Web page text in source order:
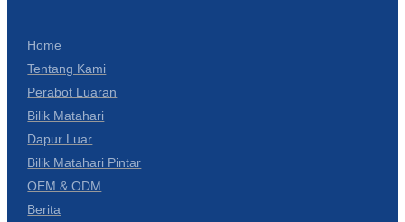
Home
Tentang Kami
Perabot Luaran
Bilik Matahari
Dapur Luar
Bilik Matahari Pintar
OEM & ODM
Berita